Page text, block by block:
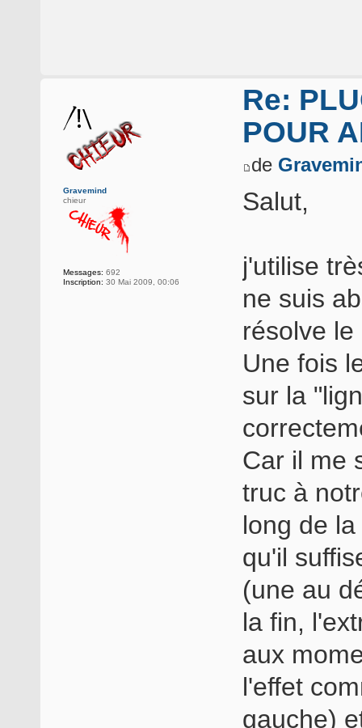
Gravemind
chieur
Messages: 692
Inscription: 30 Mai 2009, 00:06
Re:
POUR
de
Salut,
j'utilise
ne suis
résolve
Une fois
sur la
Car il me
truc à
long de
qu'il
(une au
la fin,
aux
l'effet
gauche)